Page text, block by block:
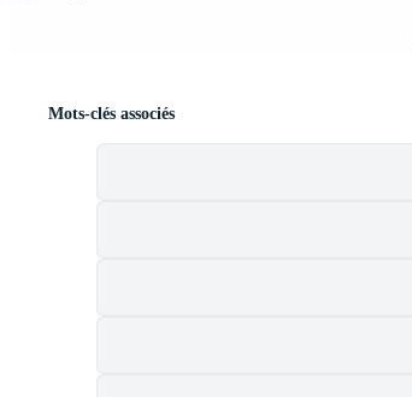
Mots-clés associés